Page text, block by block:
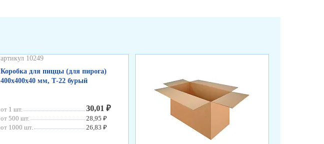
артикул 10249
Коробка для пиццы (для пирога)
400х400х40 мм, Т-22 бурый
от 1 шт. 30,01 ₽
от 500 шт.
28,95 ₽
от 1000 шт.
26,83 ₽